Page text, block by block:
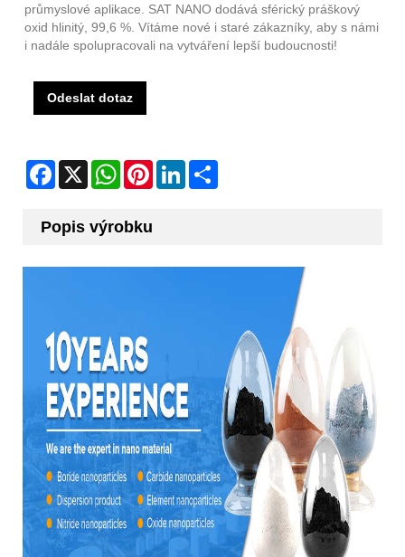
průmyslové aplikace. SAT NANO dodává sférický práškový
oxid hlinitý, 99,6 %. Vítáme nové i staré zákazníky, aby s námi
i nadále spolupracovali na vytváření lepší budoucnosti!
Odeslat dotaz
Facebook
X WhatsAppPinterestLinkedIn
Popis výrobku